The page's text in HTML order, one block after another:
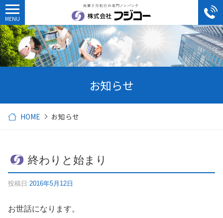
お知らせ
HOME お知らせ
終わりと始まり
投稿日:2016年5月12日
お世話になります。